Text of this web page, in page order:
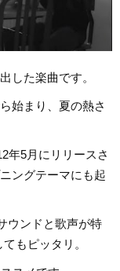
した楽曲です。
始まり、夏の熱さ
年5月にリリースさ
ングテーマにも起
ウンドと歌声が特
もピッタリ。